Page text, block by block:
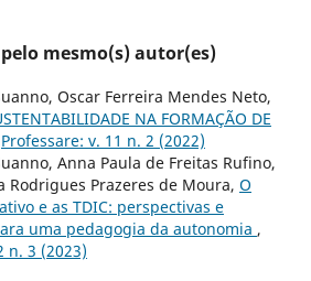
mesmo(s) autor(es)
Oscar Ferreira Mendes Neto,
NA FORMAÇÃO DE
Professare: v. 11 n. 2 (2022)
Anna Paula de Freitas Rufino,
Rodrigues Prazeres de Moura, O
e as TDIC: perspectivas e
uma pedagogia da autonomia ,
n. 3 (2023)